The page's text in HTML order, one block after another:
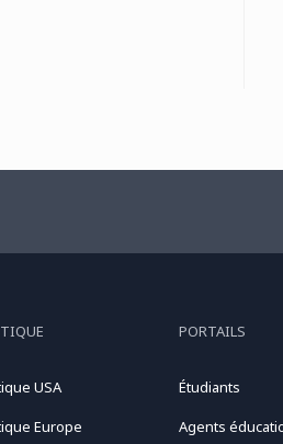
USA
Europe
PORTAILS
Étudiants
Agents